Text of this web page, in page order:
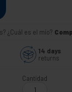
¿Cuál es el mío?
14 days
returns
Cantidad